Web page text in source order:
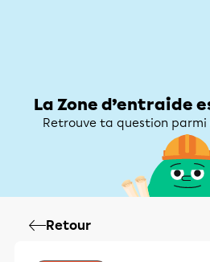
La Zone d’entraide
Retrouve ta question parmi
Retour